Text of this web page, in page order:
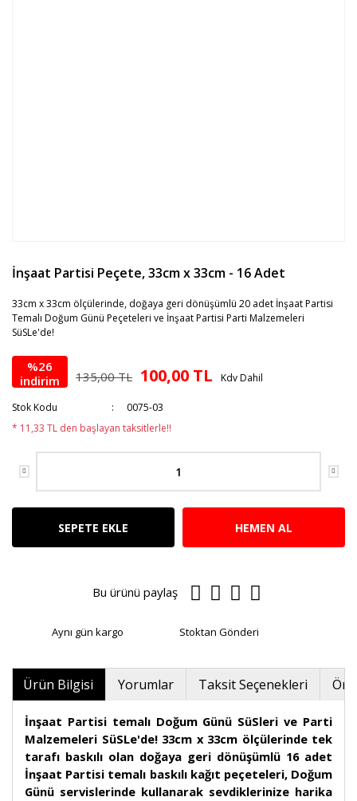
İnşaat Partisi Peçete, 33cm x 33cm - 16 Adet
33cm x 33cm ölçülerinde, doğaya geri dönüşümlü 20 adet İnşaat Partisi
Temalı Doğum Günü Peçeteleri ve İnşaat Partisi Parti Malzemeleri
SüSLe'de!
%26
indirim
135,00 TL 100,00 TL Kdv Dahil
Stok Kodu
0075-03
* 11,33 TL den başlayan taksitlerle!!
SEPETE EKLE HEMEN AL
Bu ürünü paylaş
Aynı gün kargo Stoktan Gönderi
Ürün Bilgisi Yorumlar Taksit Seçenekleri
İnşaat Partisi temalı Doğum Günü SüSleri ve Parti
Malzemeleri SüSLe'de! 33cm x 33cm ölçülerinde tek
tarafı baskılı olan doğaya geri dönüşümlü 16 adet
İnşaat Partisi temalı baskılı kağıt peçeteleri, Doğum
Günü servislerinde kullanarak sevdiklerinize harika